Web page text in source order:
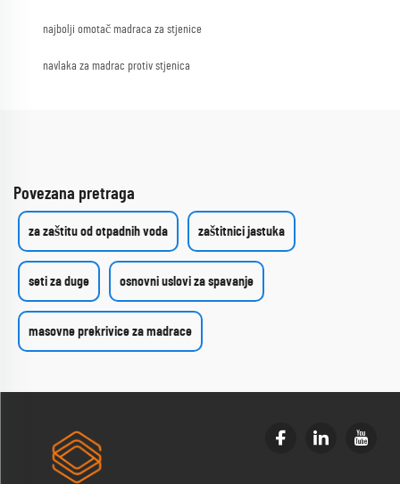
najbolji omotač madraca za stjenice
navlaka za madrac protiv stjenica
Povezana pretraga
za zaštitu od otpadnih voda zaštitnici jastuka
seti za duge osnovni uslovi za spavanje
masovne prekrivice za madrace